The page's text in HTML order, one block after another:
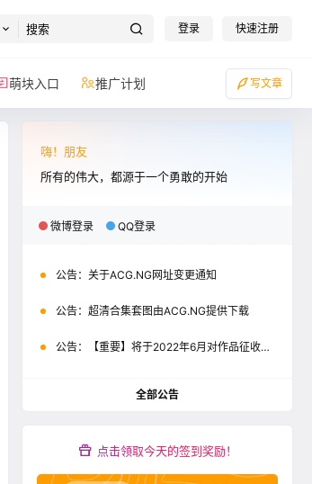
登录 快速注册
萌块入口 推广计划 写文章
嗨！朋友
所有的伟大，都源于一个勇敢的开始
微博登录 QQ登录
公告： 关于ACG.NG网址变更通知
公告： 超清合集套图由ACG.NG提供下载
公告： 【重要】将于2022年6月对作品征收积分
全部公告
点击领取今天的签到奖励！